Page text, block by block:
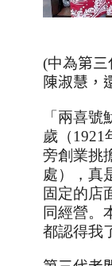
(中為第三
陳淑慧，
「兩喜
歲（1921
旁創業挑
處），真
固定的店
同經營。
都認得我